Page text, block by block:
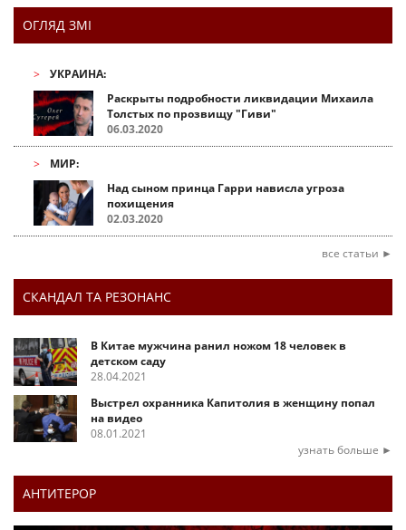
ОГЛЯД ЗМІ
УКРАИНА:
Раскрыты подробности ликвидации Михаила
Толстых по прозвищу "Гиви"
06.03.2020
МИР:
Над сыном принца Гарри нависла угроза
похищения
02.03.2020
все статьи ►
СКАНДАЛ ТА РЕЗОНАНС
В Китае мужчина ранил ножом 18 человек в
детском саду
28.04.2021
Выстрел охранника Капитолия в женщину попал
на видео
08.01.2021
узнать больше ►
АНТИТЕРОР